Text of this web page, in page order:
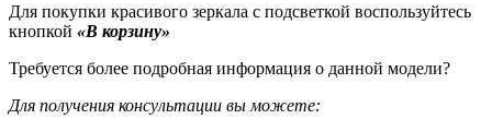
Для покупки красивого зеркала с подсветкой воспользуйтесь
кнопкой «В корзину»
Требуется более подробная информация о данной модели?
Для получения консультации вы можете: